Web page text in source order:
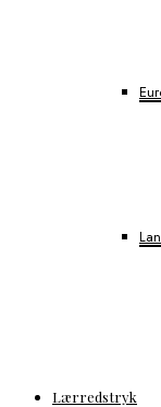
Lærredstryk